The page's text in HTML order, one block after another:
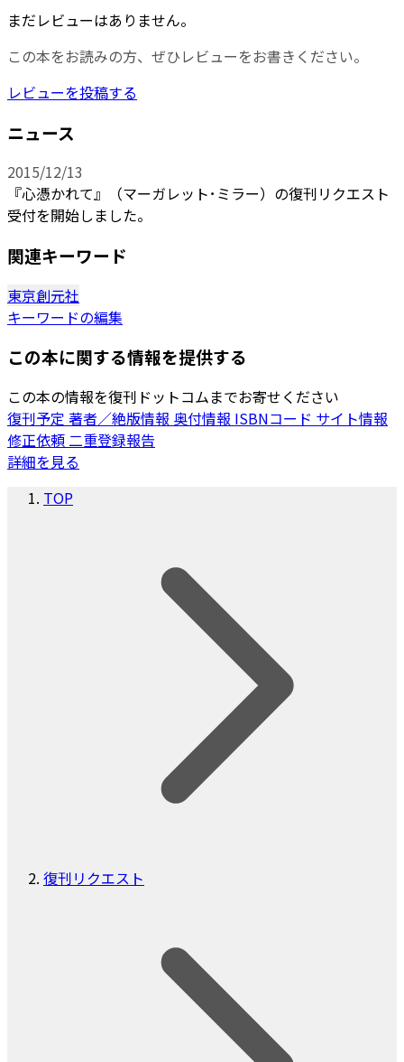
まだレビューはありません。
この本をお読みの方、ぜひレビューをお書きください。
レビューを投稿する
ニュース
2015/12/13
『心憑かれて』（マーガレット･ミラー）の復刊リクエスト
受付を開始しました。
関連キーワード
東京創元社
キーワードの編集
この本に関する情報を提供する
この本の情報を復刊ドットコムまでお寄せください
復刊予定 著者／絶版情報 奥付情報 ISBNコード サイト情報
修正依頼二重登録報告
詳細を見る
TOP
復刊リクエスト